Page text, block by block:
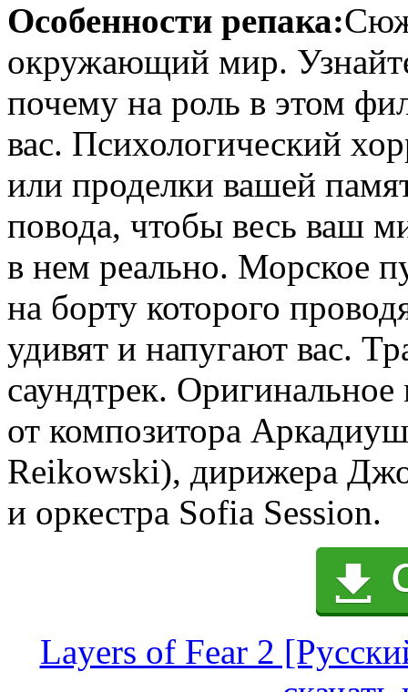
Особенности репака:
окружающий мир.
почему на роль в этом
вас. Психологический
или проделки вашей
повода, чтобы весь ваш
в нем реально. Морское
на борту которого
удивят и напугают вас.
саундтрек.
от композитора
Reikowski), дирижера
и оркестра Sofia Session.
Layers of Fear 2